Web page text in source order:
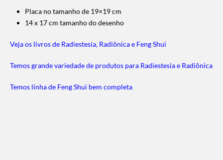
Placa no tamanho de 19×19 cm
14 x 17 cm tamanho do desenho
Veja os livros de Radiestesia, Radiônica e Feng Shui
Temos grande variedade de produtos para Radiestesia e Radiônica
Temos linha de Feng Shui bem completa